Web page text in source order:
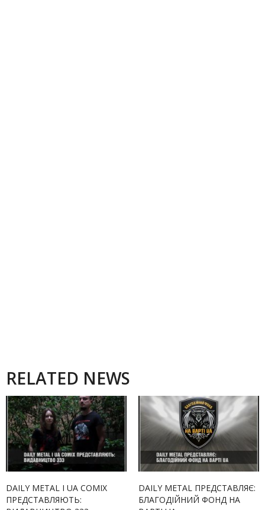
RELATED NEWS
DAILY METAL І UA COMIX
ПРЕДСТАВЛЯЮТЬ:
DAILY METAL ПРЕДСТАВЛЯЄ:
БЛАГОДІЙНИЙ ФОНД НА